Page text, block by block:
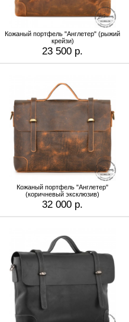
Кожаный портфель "Англетер" (рыжий
крейзи)
23 500 р.
Кожаный портфель "Англетер"
(коричневый эксклюзив)
32 000 р.